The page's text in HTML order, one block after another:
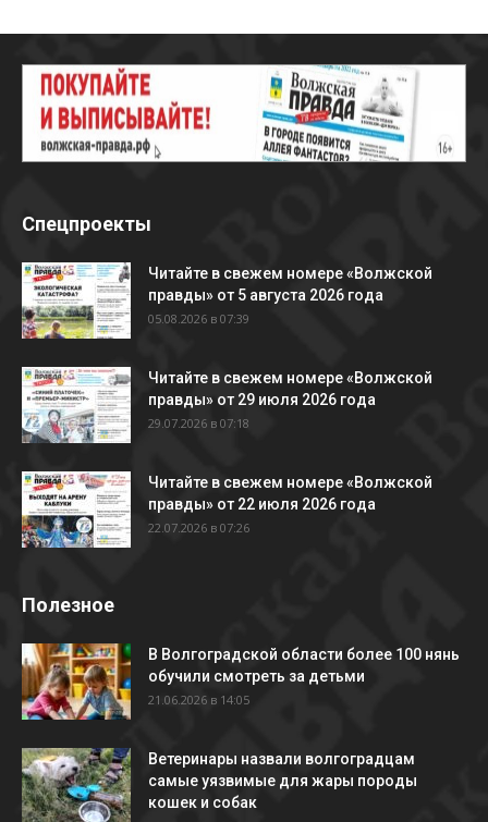
Спецпроекты
Читайте в свежем номере «Волжской
правды» от 5 августа 2026 года
05.08.2026 в 07:39
Читайте в свежем номере «Волжской
правды» от 29 июля 2026 года
29.07.2026 в 07:18
Читайте в свежем номере «Волжской
правды» от 22 июля 2026 года
22.07.2026 в 07:26
Полезное
В Волгоградской области более 100 нянь
обучили смотреть за детьми
21.06.2026 в 14:05
Ветеринары назвали волгоградцам
самые уязвимые для жары породы
кошек и собак